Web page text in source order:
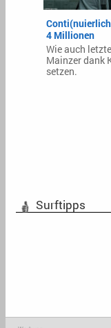
4 Millionen
Wie auch
Mainzer dank
setzen.
Surftipps